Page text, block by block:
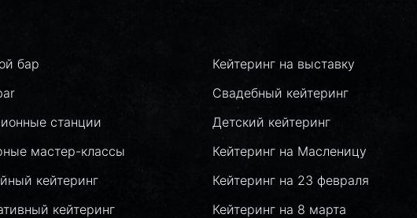
бар
станции
мастер-классы
кейтеринг
кейтеринг
Кейтеринг на выставку
Свадебный кейтеринг
Детский кейтеринг
Кейтеринг на Масленицу
Кейтеринг на 23 февраля
Кейтеринг на 8 марта